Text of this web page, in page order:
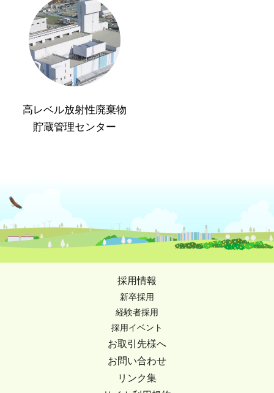
高レベル放射性廃棄物
貯蔵管理センター
採用情報
新卒採用
経験者採用
採用イベント
お取引先様へ
お問い合わせ
リンク集